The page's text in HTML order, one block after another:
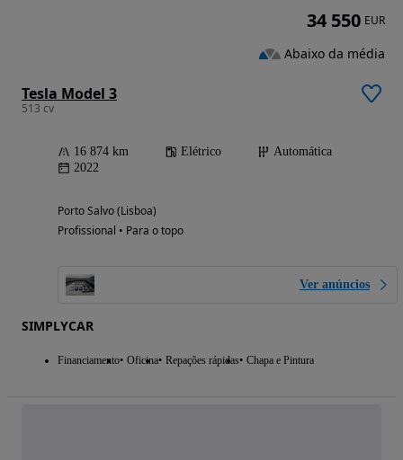
Tesla Model 3
513 cv
16 874 km Elétrico
Automática
2022
Porto Salvo (Lisboa)
Profissional • Para o topo
Ver anúncios
SIMPLYCAR
Financiamento Oficina Repações rápidas Chapa e Pintura
34 550 EUR
Abaixo da média